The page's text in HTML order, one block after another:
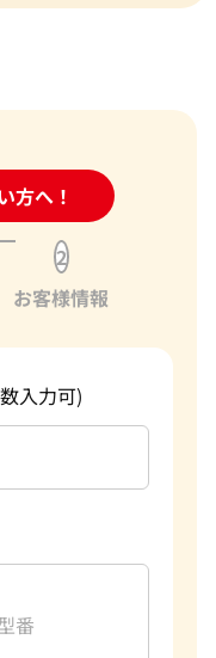
方へ！
フォーム
2
お客様情報
入力可)